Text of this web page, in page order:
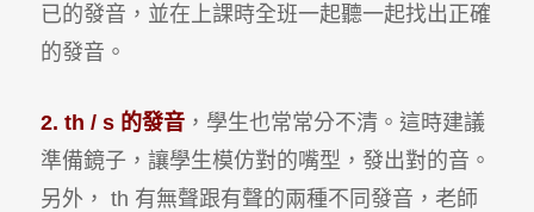
已的發音，並在上課時全班一起聽一起找出正確
的發音。
2. th / s 的發音，學生也常常分不清。這時建議
準備鏡子，讓學生模仿對的嘴型，發出對的音。
另外， th 有無聲跟有聲的兩種不同發音，老師